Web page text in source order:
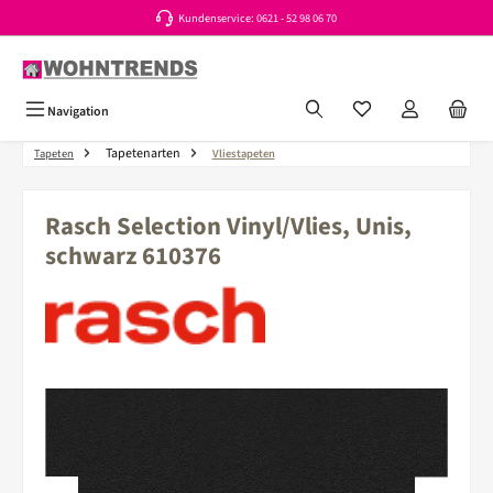
Kundenservice: 0621 - 52 98 06 70
Navigation Du hast 0 Produkte
Tapeten Tapetenarten Vliestapeten
Rasch Selection Vinyl/Vlies, Unis,
schwarz 610376